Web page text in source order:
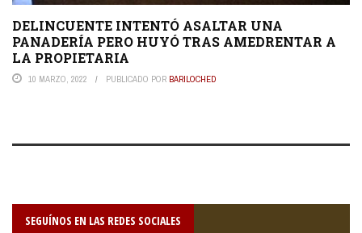
DELINCUENTE INTENTÓ ASALTAR UNA
PANADERÍA PERO HUYÓ TRAS AMEDRENTAR A
LA PROPIETARIA
10 MARZO, 2022 PUBLICADO POR BARILOCHED
SEGUÍNOS EN LAS REDES SOCIALES